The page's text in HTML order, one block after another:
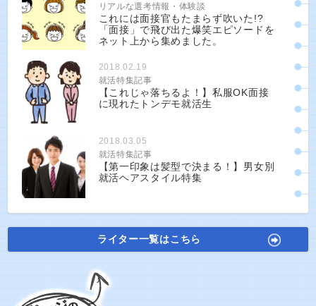
リアルな選考情報・体験談
これには面接官もたまらず吹いた!?
「面接」で飛び出た爆笑エピソードを
ネット上から集めました。
2018.02.19
就活特集記事
【これじゃ落ちるよ！】私服OK面接
に現れたトンデモ就活生
2018.03.05
就活特集記事
【第一印象は髪型で決まる！】男女別
就活ヘアスタイル特集
ライター一覧はこちら